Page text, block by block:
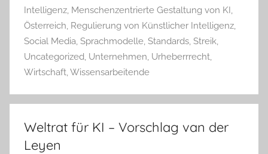
Intelligenz, Menschenzentrierte Gestaltung von KI,
Österreich, Regulierung von Künstlicher Intelligenz,
Social Media, Sprachmodelle, Standards, Streik,
Uncategorized, Unternehmen, Urheberrrecht,
Wirtschaft,Wissensarbeitende
Weltrat für KI – Vorschlag van der
Leyen